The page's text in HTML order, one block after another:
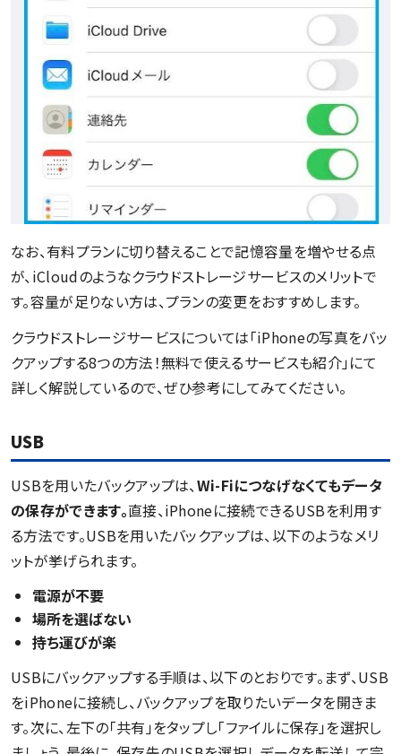
なお、有料プランに切り替えることで記憶容量を増やせる点
が、iCloudのようなクラウドストレージサービスのメリットで
す。容量が足りない方は、プランの変更をおすすめします。
クラウドストレージサービスについては「iPhoneの写真をバッ
クアップする8つの方法！無料で使えるサービスも紹介」にて
詳しく解説しているので、ぜひ参考にしてみてください。
USB
USBを用いたバックアップは、Wi-Fiにつなげなくてもデータ
の保存ができます。直接、iPhoneに接続できるUSBを利用す
る方法です。USBを用いたバックアップは、以下のようなメリ
ットが挙げられます。
電源が不要
場所を選ばない
持ち運びが楽
USBにバックアップする手順は、以下のとおりです。まず、USB
をiPhoneに接続し、バックアップを取りたいデータを開きま
す。次に、左下の「共有」をタップし「ファイルに保存」を選択し